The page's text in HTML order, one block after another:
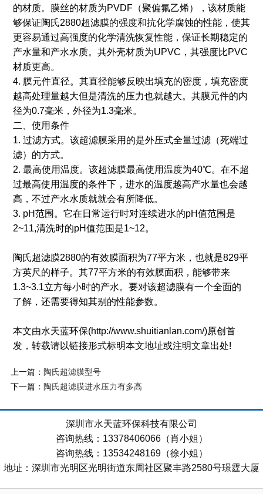
的材质。膜丝的材质为PVDF（聚偏氟乙烯），该材质能
够保证陶氏2880超滤膜的强度和抗化学腐蚀的性能，使其
更容易通过高强度的化学清洗恢复性能，保证长期稳定的
产水量和产水水质。其外壳材质为UPVC，其强度比PVC
材质更高。
4. 膜元件直径。其直径能够反映出填充的密度，填充密度
越高处理量越大但是清洗的压力也就越大。其膜元件的内
径为0.7毫米，外径为1.3毫米。
二、使用条件
1. 过滤方式。该超滤膜采用的是外压式全量过滤（死端过
滤）的方式。
2. 最高使用温度。该超滤膜最高使用温度为40℃。在不超
过最高使用温度的条件下，进水的温度越高产水量也会越
高，不过产水水质就就会有所降低。
3. pH范围。它在日常运行时对连续进水的pH值范围是
2~11,清洗时的pH值范围是1~12。
陶氏超滤膜2880的有效膜面积为77平方米，也就是829平
方英尺的样子。其77平方米的有效膜面积，能够带来
1.3~3.1立方每小时的产水。要对该超滤膜有一个全面的
了解，还需要得知其别的性能参数。
本文由水天蓝环保(http://www.shuitianlan.com/)原创首
发，转载请以链接形式标明本文地址或注明文章出处!
上一篇： 陶氏超滤膜型号
下一篇： 陶氏超滤膜进水压力有多高
深圳市水天蓝环保科技有限公司
咨询热线：13378406066（肖小姐）
咨询热线：13534248169（徐小姐）
地址：深圳市光明区光明街道东周社区聚丰路2580号璟霆大厦